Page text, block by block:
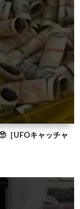
［UFOキャッチャ